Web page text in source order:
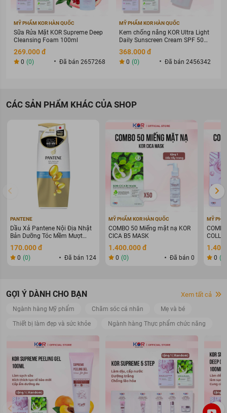
MỸ PHẨM KOR HÀN QUỐC
Sữa Rửa Mặt KOR Supreme Deep
Cleansing Foam 100ml
269.000 đ
0 (0) Đã bán 2657268
MỸ PHẨM KOR HÀN QUỐC
Kem chống nắng KOR Ultra Light
Daily Sunscreen Cream SPF 50+
PA ++++
368.000 đ
0 (0) Đã bán 2456342
CÁC SẢN PHẨM KHÁC CỦA SHOP
PANTENE
Dầu Xả Pantene Nội Địa Nhật
Bản Dưỡng Tóc Mềm Mượt
400g
170.000 đ
0 (0) Đã bán 124
MỸ PHẨM KOR HÀN QUỐC
COMBO 50 Miếng mặt nạ KOR
CICA B5 MASK
1.400.000 đ
0 (0) Đã bán 0
MỸ
0 (0)
GỢI Ý DÀNH CHO BẠN
Ngành hàng Mỹ phẩm Chăm sóc cá nhân Mẹ và bé
Thiết bị làm đẹp và sức khỏe Ngành hàng Thực phẩm chức năng
Xem tất cả